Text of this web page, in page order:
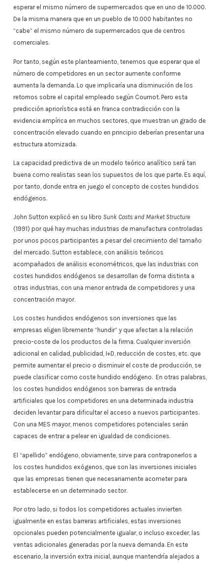
esperar el mismo número de supermercados que en uno de 10.000.
De la misma manera que en un pueblo de 10.000 habitantes no
“cabe” el mismo número de supermercados que de centros
comerciales.
Por tanto, según este planteamiento, tenemos que esperar que el
número de competidores en un sector aumente conforme
aumenta la demanda. Lo que implicaría una disminución de los
retornos sobre el capital empleado según Cournot. Pero esta
predicción apriorística está en franca contradicción con la
evidencia empírica en muchos sectores, que muestran un grado de
concentración elevado cuando en principio deberían presentar una
estructura atomizada.
La capacidad predictiva de un modelo teórico analítico será tan
buena como realistas sean los supuestos de los que parte. Es aquí,
por tanto, donde entra en juego el concepto de costes hundidos
endógenos.
John Sutton explicó en su libro Sunk Costs and Market Structure
(1991) por qué hay muchas industrias de manufactura controladas
por unos pocos participantes a pesar del crecimiento del tamaño
del mercado. Sutton establece, con análisis teóricos
acompañados de análisis econométricos, que las industrias con
costes hundidos endógenos se desarrollan de forma distinta a
otras industrias, con una menor entrada de competidores y una
concentración mayor.
Los costes hundidos endógenos son inversiones que las
empresas eligen libremente “hundir” y que afectan a la relación
precio-coste de los productos de la firma. Cualquier inversión
adicional en calidad, publicidad, I+D, reducción de costes, etc. que
permite aumentar el precio o disminuir el coste de producción, se
puede clasificar como coste hundido endógeno. En otras palabras,
los costes hundidos endógenos son barreras de entrada
artificiales que los competidores en una determinada industria
deciden levantar para dificultar el acceso a nuevos participantes.
Con una MES mayor, menos competidores potenciales serán
capaces de entrar a pelear en igualdad de condiciones.
El “apellido” endógeno, obviamente, sirve para contraponerlos a
los costes hundidos exógenos, que son las inversiones iniciales
que las empresas tienen que necesariamente acometer para
establecerse en un determinado sector.
Por otro lado, si todos los competidores actuales invierten
igualmente en estas barreras artificiales, estas inversiones
opcionales pueden potencialmente igualar, o incluso exceder, las
ventas adicionales generadas por la nueva demanda. En este
escenario, la inversión extra inicial, aunque mantendría alejados a